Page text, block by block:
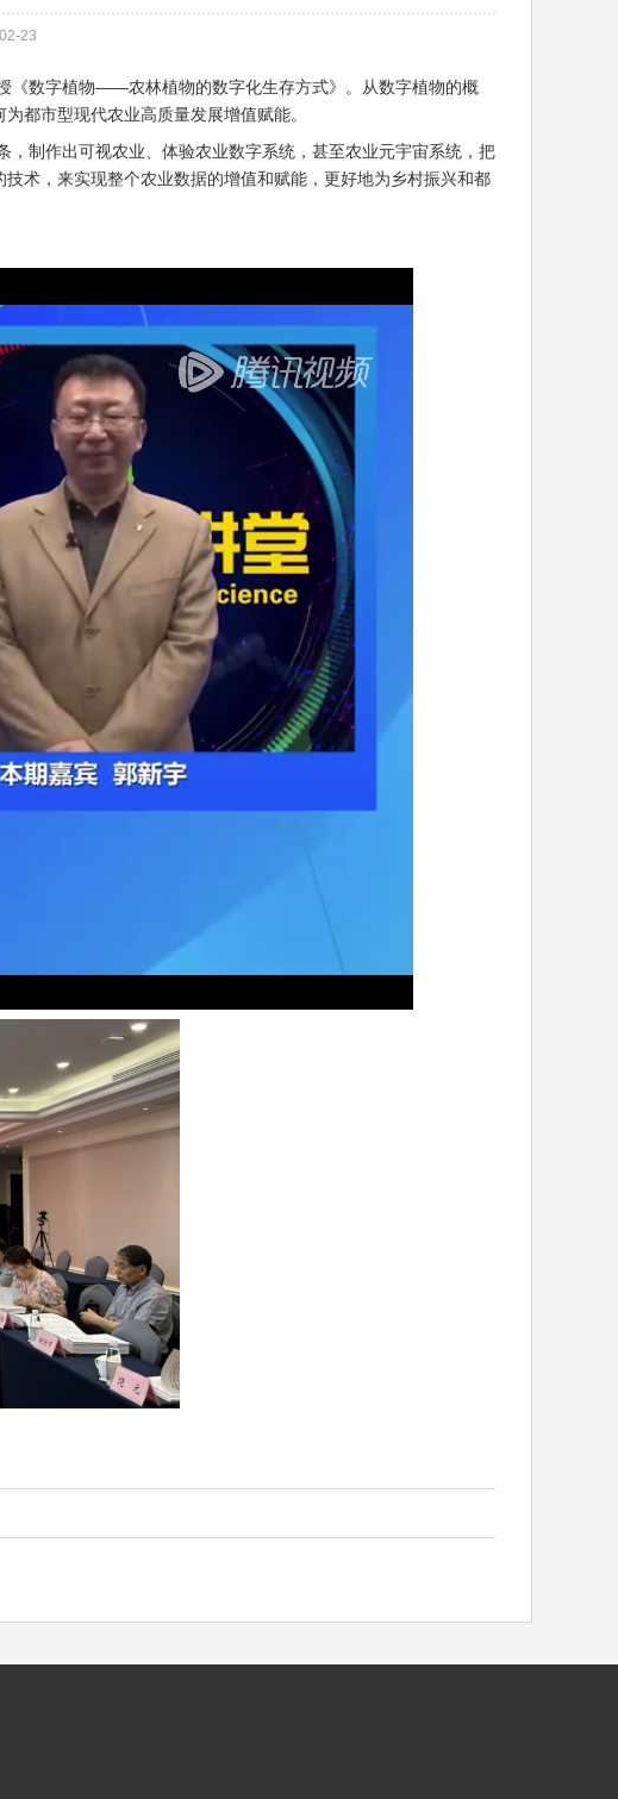
23
数字植物——农林植物的数字化生存方式》。从数字植物的概
都市型现代农业高质量发展增值赋能。
制作出可视农业、体验农业数字系统，甚至农业元宇宙系统，把
术，来实现整个农业数据的增值和赋能，更好地为乡村振兴和都